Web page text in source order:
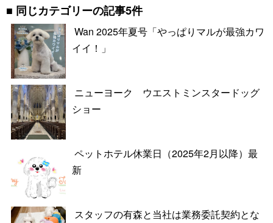
同じカテゴリーの記事5件
Wan 2025年夏号「やっぱりマルが最強カワ
イイ！」
ニューヨーク ウエストミンスタードッグ
ショー
ペットホテル休業日（2025年2月以降）最
新
スタッフの有森と当社は業務委託契約とな